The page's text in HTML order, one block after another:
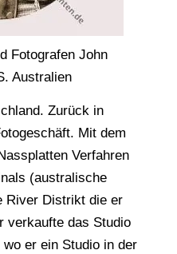
Fotografen John
Australien
Zurück in
Mit dem
Verfahren
(australische
River Distrikt die er
verkaufte das Studio
er ein Studio in der